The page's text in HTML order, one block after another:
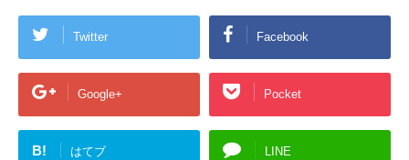
Twitter Facebook
Google+ Pocket
B! はてブ LINE